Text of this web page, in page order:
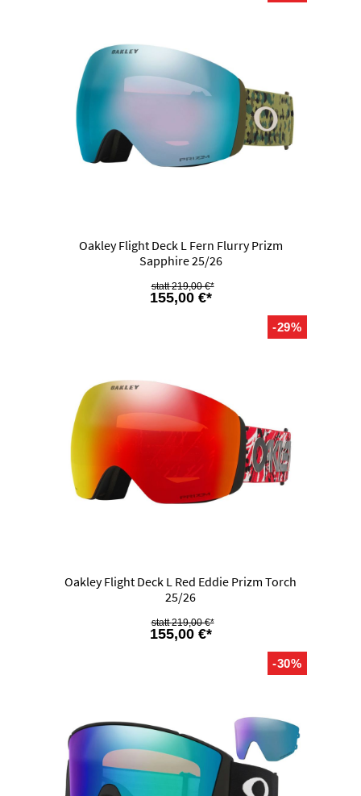
Oakley Flight Deck L Fern Flurry Prizm
Sapphire 25/26
155,00 €*
219,00 €*
-29%
Oakley Flight Deck L Red Eddie Prizm Torch
25/26
155,00 €*
219,00 €*
-30%